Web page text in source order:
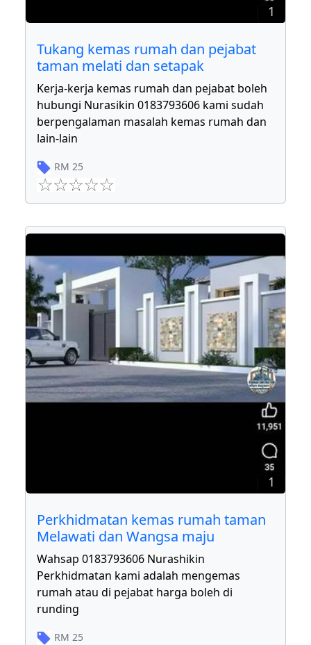
1
Tukang kemas rumah dan pejabat
taman melati dan setapak
Kerja-kerja kemas rumah dan pejabat boleh
hubungi Nurasikin 0183793606 kami sudah
berpengalaman masalah kemas rumah dan
lain-lain
RM 25
1
Perkhidmatan kemas rumah taman
Melawati dan Wangsa maju
Wahsap 0183793606 Nurashikin
Perkhidmatan kami adalah mengemas
rumah atau di pejabat harga boleh di
runding
RM 25